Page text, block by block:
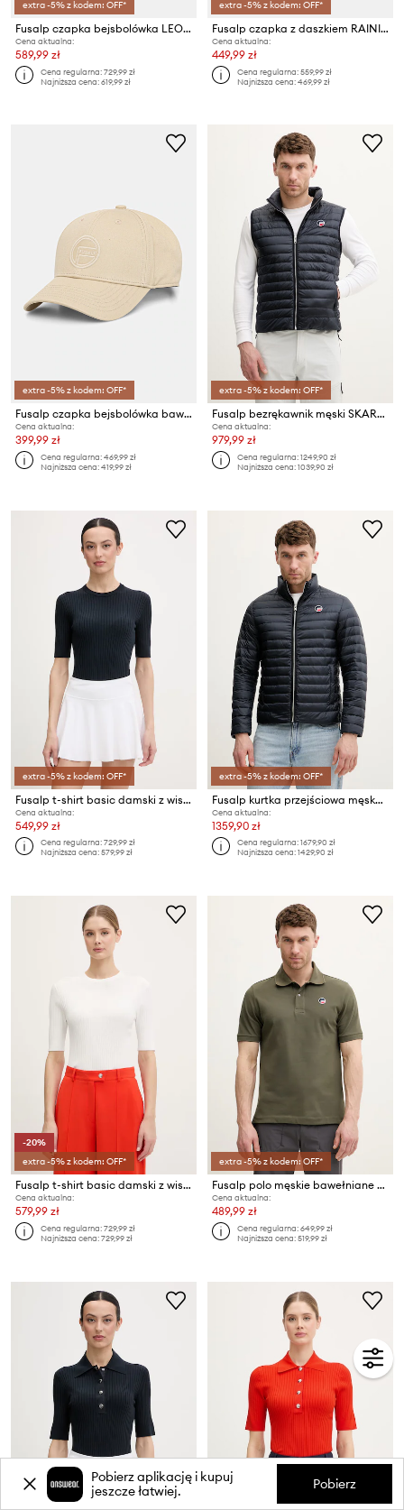
extra -5% z kodem: OFF*
Fusalp czapka bejsbolówka LEOPARD CAP
Cena aktualna:
589,99 zł
Cena regularna:729,99 zł
Najniższa cena:619,99 zł
extra -5% z kodem: OFF*
Fusalp czapka z daszkiem RAINING CAP
Cena aktualna:
449,99 zł
Cena regularna:559,99 zł
Najniższa cena:469,99 zł
extra -5% z kodem: OFF*
Fusalp czapka bejsbolówka bawełniana COTTON CAP
Cena aktualna:
399,99 zł
Cena regularna:469,99 zł
Najniższa cena:419,99 zł
extra -5% z kodem: OFF*
Fusalp bezrękawnik męski SKARAN
Cena aktualna:
979,99 zł
Cena regularna:1249,90 zł
Najniższa cena:1039,90 zł
extra -5% z kodem: OFF*
Fusalp t-shirt basic damski z wiskozą JADOU
Cena aktualna:
549,99 zł
Cena regularna:729,99 zł
Najniższa cena:579,99 zł
extra -5% z kodem: OFF*
Fusalp kurtka przejściowa męska SKARNO
Cena aktualna:
1359,90 zł
Cena regularna:1679,90 zł
Najniższa cena:1429,90 zł
-20%
extra -5% z kodem: OFF*
Fusalp t-shirt basic damski z wiskozą JADOU
Cena aktualna:
579,99 zł
Cena regularna:729,99 zł
Najniższa cena:729,99 zł
extra -5% z kodem: OFF*
Fusalp polo męskie bawełniane GERLO
Cena aktualna:
489,99 zł
Cena regularna:649,99 zł
Najniższa cena:519,99 zł
Pobierz aplikację i kupuj
jeszcze łatwiej.
Pobierz